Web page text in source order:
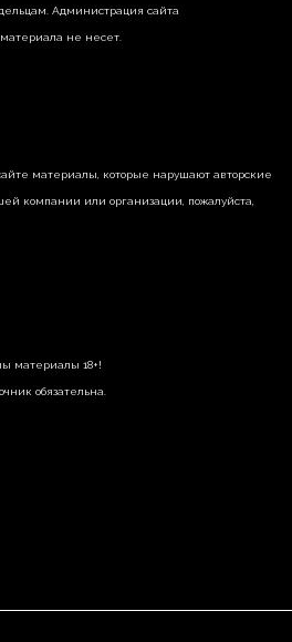
Администрация сайта
не несет.
материалы, которые нарушают авторские
компании или организации, пожалуйста,
материалы 18+!
обязательна.